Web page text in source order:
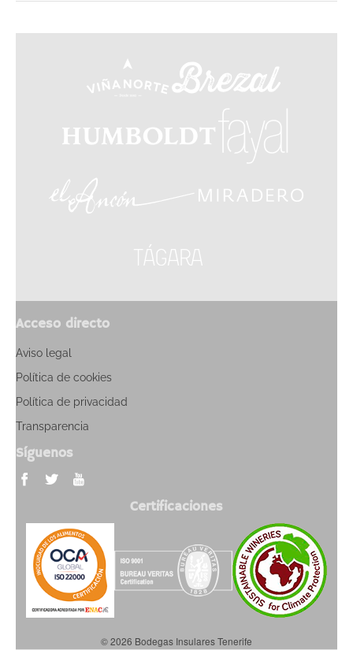
Acceso directo
Aviso legal
Política de cookies
Política de privacidad
Transparencia
Síguenos
Certificaciones
© 2026 Bodegas Insulares Tenerife